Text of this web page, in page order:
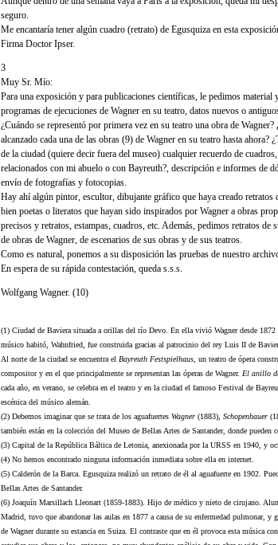
seguro.
Me encantaría tener algún cuadro (retrato) de Egusquiza en esta
Firma Doctor Ipser.
3
Muy Sr. Mío:
Para una exposición y para publicaciones científicas, le pedimos material
programas de ejecuciones de Wagner en su teatro, datos nuevos o
¿Cuándo se representó por primera vez en su teatro una obra de Wagner?
alcanzado cada una de las obras (9) de Wagner en su teatro hasta ahora?
de la ciudad (quiere decir fuera del museo) cualquier recuerdo de
relacionados con mi abuelo o con Bayreuth?, descripción e informes de
envío de fotografías y fotocopias.
Hay ahí algún pintor, escultor, dibujante gráfico que haya creado retratos
bien poetas o literatos que hayan sido inspirados por Wagner a obras
precisos y retratos, estampas, cuadros, etc. Además, pedimos retratos de
de obras de Wagner, de escenarios de sus obras y de sus teatros.
Como es natural, ponemos a su disposición las pruebas de nuestro
En espera de su rápida contestación, queda s.s.s.
Wolfgang Wagner. (10)
(1) Ciudad de Baviera situada a orillas del río Devo. En ella vivió Wagner desde 1872
músico habitó, Wahnfried, fue construida gracias al patrocinio del rey Luis II de
Al norte de la ciudad se encuentra el Bayreuth Festspielhaus , un teatro de ópera
compositor y en el que principalmente se representan las óperas de Wagner. El anillo
cada año, en verano, se celebra en el teatro y en la ciudad el famoso Festival de
escénica del músico alemán.
(2) Debemos imaginar que se trata de los aguafuertes Wagner (1883), Schopenhauer
también están en la colección del Museo de Bellas Artes de Santander, donde pueden
(3) Capital de la República Báltica de Letonia, anexionada por la URSS en 1940, y
(4) No hemos encontrado ninguna información inmediata sobre ella en internet.
(5) Calderón de la Barca. Egusquiza realizó un retrato de él al aguafuerte en 1902.
Bellas Artes de Santander.
(6) Joaquín Marsillach Lleonart (1859-1883). Hijo de médico y nieto de cirujano.
Madrid, tuvo que abandonar las aulas en 1877 a causa de su enfermedad pulmonar, y
de Wagner durante su estancia en Suiza. El contraste que en él provoca esta música